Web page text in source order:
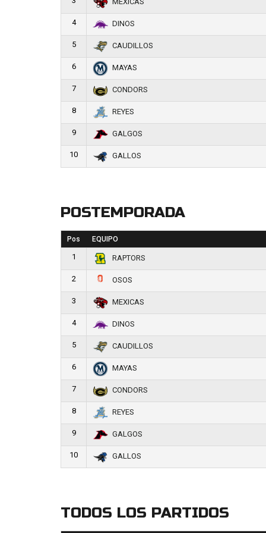
4 DINOS
5 CAUDILLOS
6 MAYAS
7 CONDORS
8 REYES
9 GALGOS
10 GALLOS
POSTEMPORADA
Pos EQUIPO
1 RAPTORS
2 OSOS
3 MEXICAS
4 DINOS
5 CAUDILLOS
6 MAYAS
7 CONDORS
8 REYES
9 GALGOS
10 GALLOS
TODOS LOS PARTIDOS